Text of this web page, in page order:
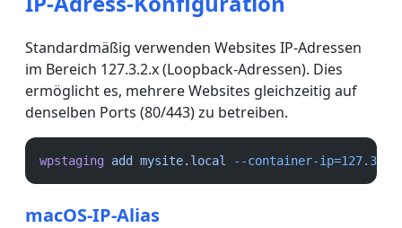
Standardmäßig verwenden Websites IP-Adressen
im Bereich 127.3.2.x (Loopback-Adressen). Dies
ermöglicht es, mehrere Websites gleichzeitig auf
denselben Ports (80/443) zu betreiben.
wpstaging add mysite.local --container-
macOS-IP-Alias